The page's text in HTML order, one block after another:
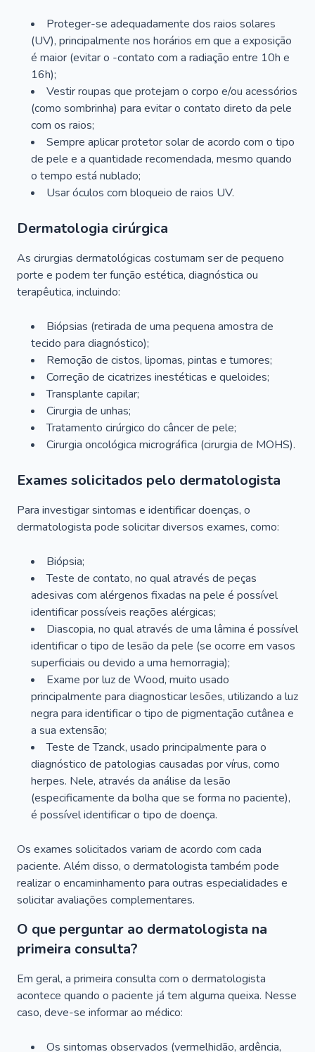
Proteger-se adequadamente dos raios solares
(UV), principalmente nos horários em que a exposição
é maior (evitar o -contato com a radiação entre 10h e
16h);
Vestir roupas que protejam o corpo e/ou acessórios
(como sombrinha) para evitar o contato direto da pele
com os raios;
Sempre aplicar protetor solar de acordo com o tipo
de pele e a quantidade recomendada, mesmo quando
o tempo está nublado;
Usar óculos com bloqueio de raios UV.
Dermatologia cirúrgica
As cirurgias dermatológicas costumam ser de pequeno
porte e podem ter função estética, diagnóstica ou
terapêutica, incluindo:
Biópsias (retirada de uma pequena amostra de
tecido para diagnóstico);
Remoção de cistos, lipomas, pintas e tumores;
Correção de cicatrizes inestéticas e queloides;
Transplante capilar;
Cirurgia de unhas;
Tratamento cirúrgico do câncer de pele;
Cirurgia oncológica micrográfica (cirurgia de MOHS).
Exames solicitados pelo dermatologista
Para investigar sintomas e identificar doenças, o
dermatologista pode solicitar diversos exames, como:
Biópsia;
Teste de contato, no qual através de peças
adesivas com alérgenos fixadas na pele é possível
identificar possíveis reações alérgicas;
Diascopia, no qual através de uma lâmina é possível
identificar o tipo de lesão da pele (se ocorre em vasos
superficiais ou devido a uma hemorragia);
Exame por luz de Wood, muito usado
principalmente para diagnosticar lesões, utilizando a luz
negra para identificar o tipo de pigmentação cutânea e
a sua extensão;
Teste de Tzanck, usado principalmente para o
diagnóstico de patologias causadas por vírus, como
herpes. Nele, através da análise da lesão
(especificamente da bolha que se forma no paciente),
é possível identificar o tipo de doença.
Os exames solicitados variam de acordo com cada
paciente. Além disso, o dermatologista também pode
realizar o encaminhamento para outras especialidades e
solicitar avaliações complementares.
O que perguntar ao dermatologista na
primeira consulta?
Em geral, a primeira consulta com o dermatologista
acontece quando o paciente já tem alguma queixa. Nesse
caso, deve-se informar ao médico:
Os sintomas observados (vermelhidão, ardência,